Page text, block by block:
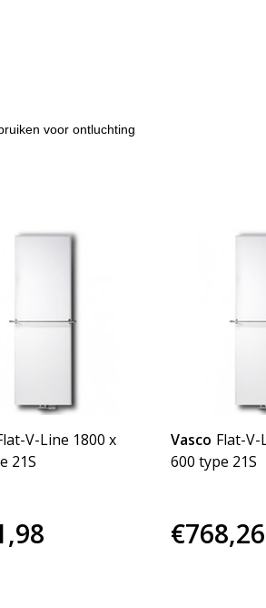
voor ontluchting
V-Line 1800 x
21S
Vasco Flat-V-
600 type 21S
€768,26